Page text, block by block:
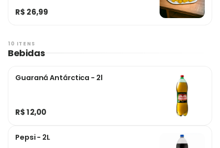
R$ 26,99
10 ITENS
Bebidas
Guaraná Antárctica - 2l
R$ 12,00
Pepsi - 2L